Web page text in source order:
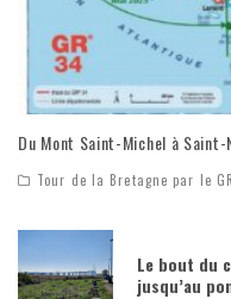
Du Mont Saint-Michel à
Tour de la Bretagne par le
Le bout du
jusqu’au